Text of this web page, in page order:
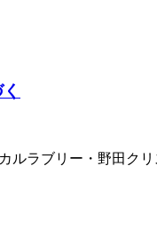
ラブリー・野田ク